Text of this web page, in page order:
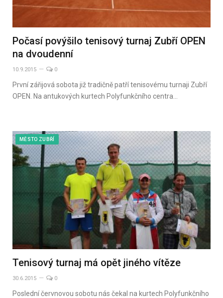
Počasí povýšilo tenisový turnaj Zubří OPEN
na dvoudenní
10.9.2015 0
První zářijová sobota již tradičně patří tenisovému turnaji Zubří
OPEN. Na antukových kurtech Polyfunkčního centra…
MĚSTO ZUBŘÍ
Tenisový turnaj má opět jiného vítěze
30.6.2015 0
Poslední červnovou sobotu nás čekal na kurtech Polyfunkčního